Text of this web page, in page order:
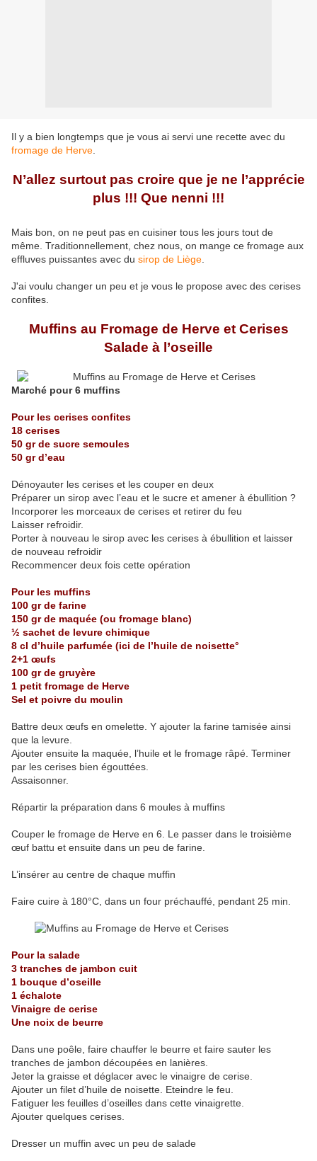
Il y a bien longtemps que je vous ai servi une recette avec du
fromage de Herve
N’allez surtout pas croire que je ne l’apprécie
plus !!! Que nenni !!!
Mais bon, on ne peut pas en cuisiner tous les jours tout de
même. Traditionnellement, chez nous, on mange ce fromage aux
effluves puissantes avec du sirop de Liège
J'ai voulu changer un peu et je vous le propose avec des cerises
confites.
Muffins au Fromage de Herve et Cerises
Salade à l’oseille
Marché pour 6 muffins
Pour les cerises confites
18 cerises
50 gr de sucre semoules
50 gr d’eau
Dénoyauter les cerises et les couper en deux
Préparer un sirop avec l’eau et le sucre et amener à ébullition ?
Incorporer les morceaux de cerises et retirer du feu
Laisser refroidir.
Porter à nouveau le sirop avec les cerises à ébullition et laisser
de nouveau refroidir
Recommencer deux fois cette opération
Pour les muffins
100 gr de farine
150 gr de maquée (ou fromage blanc)
½ sachet de levure chimique
8 cl d’huile parfumée (ici de l’huile de noisette°
2+1 œufs
100 gr de gruyère
1 petit fromage de Herve
Sel et poivre du moulin
Battre deux œufs en omelette. Y ajouter la farine tamisée ainsi
que la levure.
Ajouter ensuite la maquée, l’huile et le fromage râpé. Terminer
par les cerises bien égouttées.
Assaisonner.
Répartir la préparation dans 6 moules à muffins
Couper le fromage de Herve en 6. Le passer dans le troisième
œuf battu et ensuite dans un peu de farine.
L’insérer au centre de chaque muffin
Faire cuire à 180°C, dans un four préchauffé, pendant 25 min.
Pour la salade
3 tranches de jambon cuit
1 bouque d’oseille
1 échalote
Vinaigre de cerise
Une noix de beurre
Dans une poêle, faire chauffer le beurre et faire sauter les
tranches de jambon découpées en lanières.
Jeter la graisse et déglacer avec le vinaigre de cerise.
Ajouter un filet d’huile de noisette. Eteindre le feu.
Fatiguer les feuilles d’oseilles dans cette vinaigrette.
Ajouter quelques cerises.
Dresser un muffin avec un peu de salade